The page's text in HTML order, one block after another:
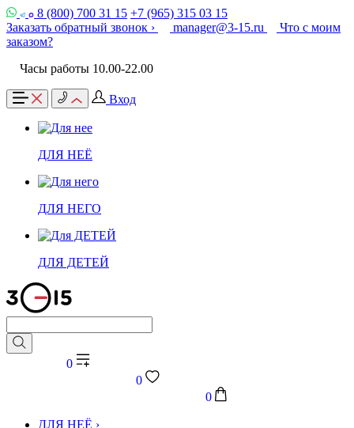
8 (800) 700 31 15 +7 (965) 315 03 15
Заказать обратный звонок ›
manager@3-15.ru
Что с моим
заказом?
Часы работы 10.00-22.00
Вход
ДЛЯ НЕЁ
ДЛЯ НЕГО
ДЛЯ ДЕТЕЙ
0
0
0
ДЛЯ НЕЁ ›